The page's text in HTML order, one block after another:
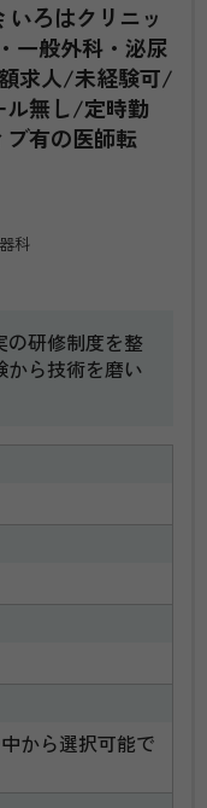
いろはクリニッ
一般外科・泌尿
求人/未経験可/
無し/定時勤
有の医師転
科
の研修制度を整
から技術を磨い
から選択可能で